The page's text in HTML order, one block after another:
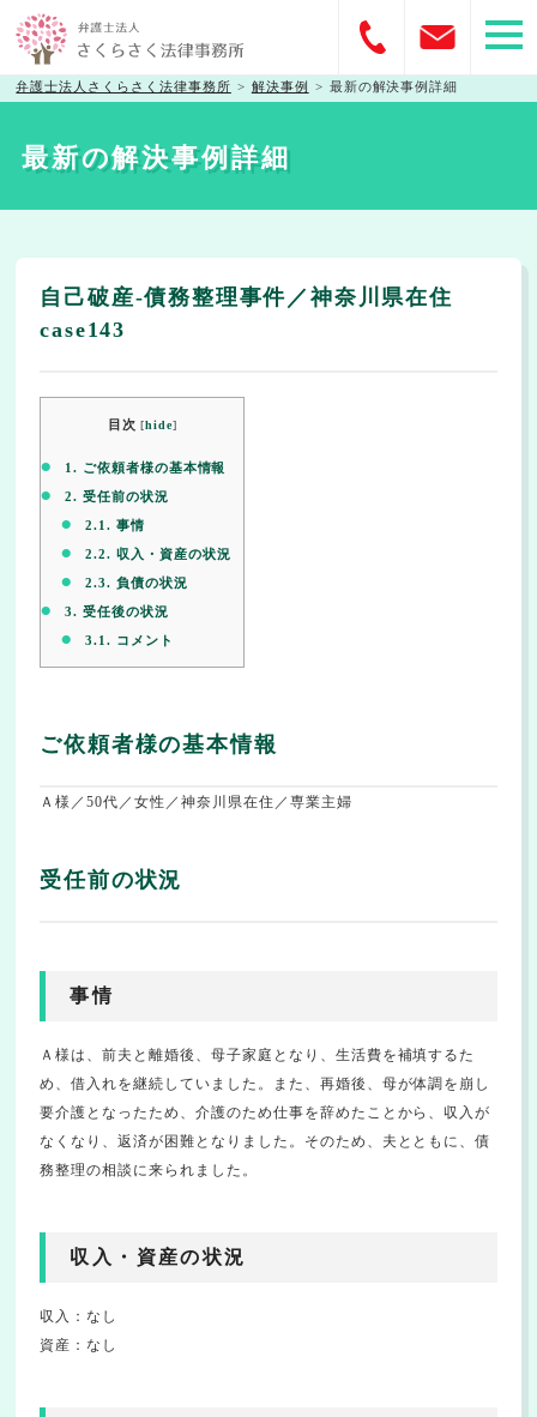
弁護士法人さくらさく法律事務所 > 解決事例 > 最新の解決事例詳細
最新の解決事例詳細
自己破産-債務整理事件／神奈川県在住
case143
目次 [hide]
1. ご依頼者様の基本情報
2. 受任前の状況
2.1. 事情
2.2. 収入・資産の状況
2.3. 負債の状況
3. 受任後の状況
3.1. コメント
ご依頼者様の基本情報
Ａ様／50代／女性／神奈川県在住／専業主婦
受任前の状況
事情
Ａ様は、前夫と離婚後、母子家庭となり、生活費を補填するた
め、借入れを継続していました。また、再婚後、母が体調を崩し
要介護となったため、介護のため仕事を辞めたことから、収入が
なくなり、返済が困難となりました。そのため、夫とともに、債
務整理の相談に来られました。
収入・資産の状況
収入：なし
資産：なし